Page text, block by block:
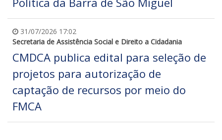
31/07/2026 17:02
Secretaria de Assistência Social e Direito a Cidadania
CMDCA publica edital para seleção de
projetos para autorização de
captação de recursos por meio do
FMCA